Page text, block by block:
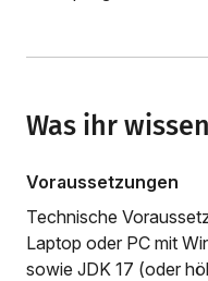
Was ihr
Voraussetzungen
Technische
Laptop oder PC mit
sowie JDK 17 (oder